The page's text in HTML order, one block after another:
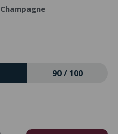
Champagne
90 / 100